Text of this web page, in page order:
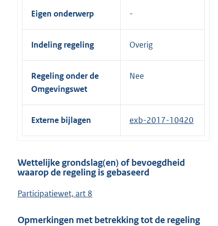
Eigen onderwerp
Indeling regeling Overig
Regeling onder de
Omgevingswet
Nee
Externe bijlagen exb-2017-10420
Wettelijke grondslag(en) of bevoegdheid
waarop de regeling is gebaseerd
Participatiewet, art 8
Opmerkingen met betrekking tot de regeling